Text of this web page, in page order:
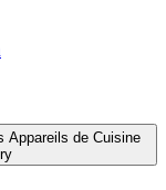
Appareils de Cuisine